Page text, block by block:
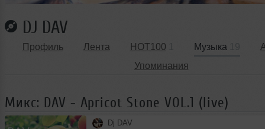
DJ DAV
Профиль Лента HOT100 Музыка
Упоминания
Микс: DAV - Apricot Stone VOL.1 (live)
Dj DAV